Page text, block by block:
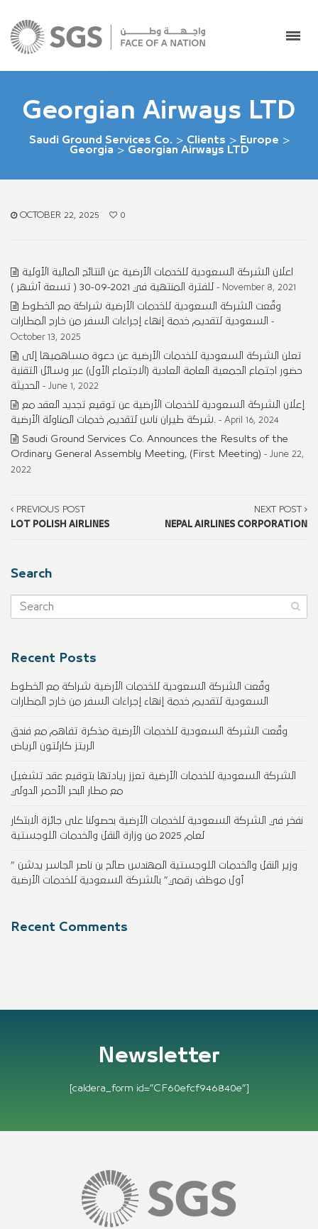
Georgian Airways LTD
Saudi Ground Services Co. > Clients > Europe >
Georgia > Georgian Airways LTD
OCTOBER 22, 2025 0
اعلان الشركة السعودية للخدمات الأرضية عن النتائج المالية الأولية
للفترة المنتهية في 2021-09-30 ( تسعة أشهر )
- November 8, 2021
وقّعت الشركة السعودية للخدمات الأرضية شراكة مع الخطوط
السعودية لتقديم خدمة إنهاء إجراءات السفر من خارج المطارات
-
October 13, 2025
تعلن الشركة السعودية للخدمات الأرضية عن دعوة مساهميها إلى
حضور اجتماع الجمعية العامة العادية (الاجتماع الأول) عبر وسائل التقنية
الحديثة
- June 1, 2022
إعلان الشركة السعودية للخدمات الأرضية عن توقيع تجديد العقد مع
- April 16, 2024
Saudi Ground Services Co. Announces the Results of the
Ordinary General Assembly Meeting, (First Meeting) - June 22,
2022
PREVIOUS POST
LOT POLISH AIRLINES
NEXT POST
NEPAL AIRLINES CORPORATION
Search
Recent Posts
وقّعت الشركة السعودية للخدمات الأرضية شراكة مع الخطوط
السعودية لتقديم خدمة إنهاء إجراءات السفر من خارج المطارات
وقّعت الشركة السعودية للخدمات الأرضية مذكرة تفاهم مع فندق
الريتز كارلتون الرياض
الشركة السعودية للخدمات الأرضية تعزز ريادتها بتوقيع عقد تشغيل
مع مطار البحر الأحمر الدولي
نفخر في الشركة السعودية للخدمات الأرضية بحصولنا على جائزة الابتكار
لعام 2025 من وزارة النقل والخدمات اللوجستية
وزير النقل والخدمات اللوجستية المهندس صالح بن ناصر الجاسر يدشن ”
أول موظف رقمي” بالشركة السعودية للخدمات الأرضية
Recent Comments
Newsletter
[caldera_form id=”CF60efcf946840e”]